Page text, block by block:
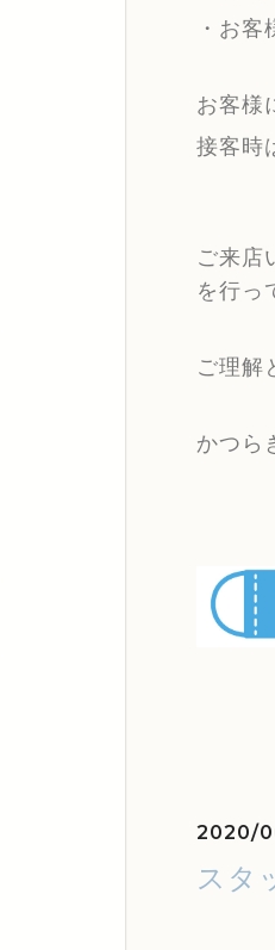
・お
お客様
接客時
ご来店
を行っ
ご理解
かつら
2020/
スタ